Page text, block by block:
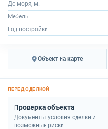
До моря, м.
Мебель
Год постройки
Объект на карте
Проверка объекта
Документы, условия сделки и
возможные риски